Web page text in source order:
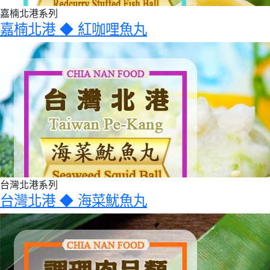
嘉楠北港系列
嘉楠北港 ◆ 紅咖哩魚丸
台灣北港系列
台灣北港 ◆ 海菜魷魚丸